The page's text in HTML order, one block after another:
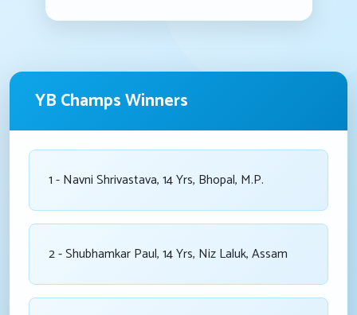
YB Champs Winners
1 - Navni Shrivastava, 14 Yrs, Bhopal, M.P.
2 - Shubhamkar Paul, 14 Yrs, Niz Laluk, Assam